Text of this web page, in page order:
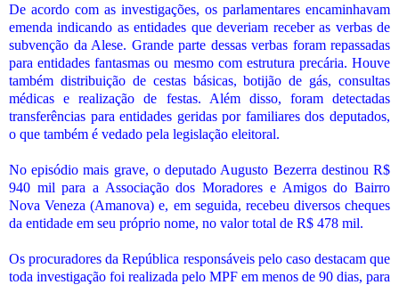
De acordo com as investigações, os parlamentares encaminhavam
emenda indicando as entidades que deveriam receber as verbas de
subvenção da Alese. Grande parte dessas verbas foram repassadas
para entidades fantasmas ou mesmo com estrutura precária. Houve
também distribuição de cestas básicas, botijão de gás, consultas
médicas e realização de festas. Além disso, foram detectadas
transferências para entidades geridas por familiares dos deputados,
o que também é vedado pela legislação eleitoral.
No episódio mais grave, o deputado Augusto Bezerra destinou R$
940 mil para a Associação dos Moradores e Amigos do Bairro
Nova Veneza (Amanova) e, em seguida, recebeu diversos cheques
da entidade em seu próprio nome, no valor total de R$ 478 mil.
Os procuradores da República responsáveis pelo caso destacam que
toda investigação foi realizada pelo MPF em menos de 90 dias, para